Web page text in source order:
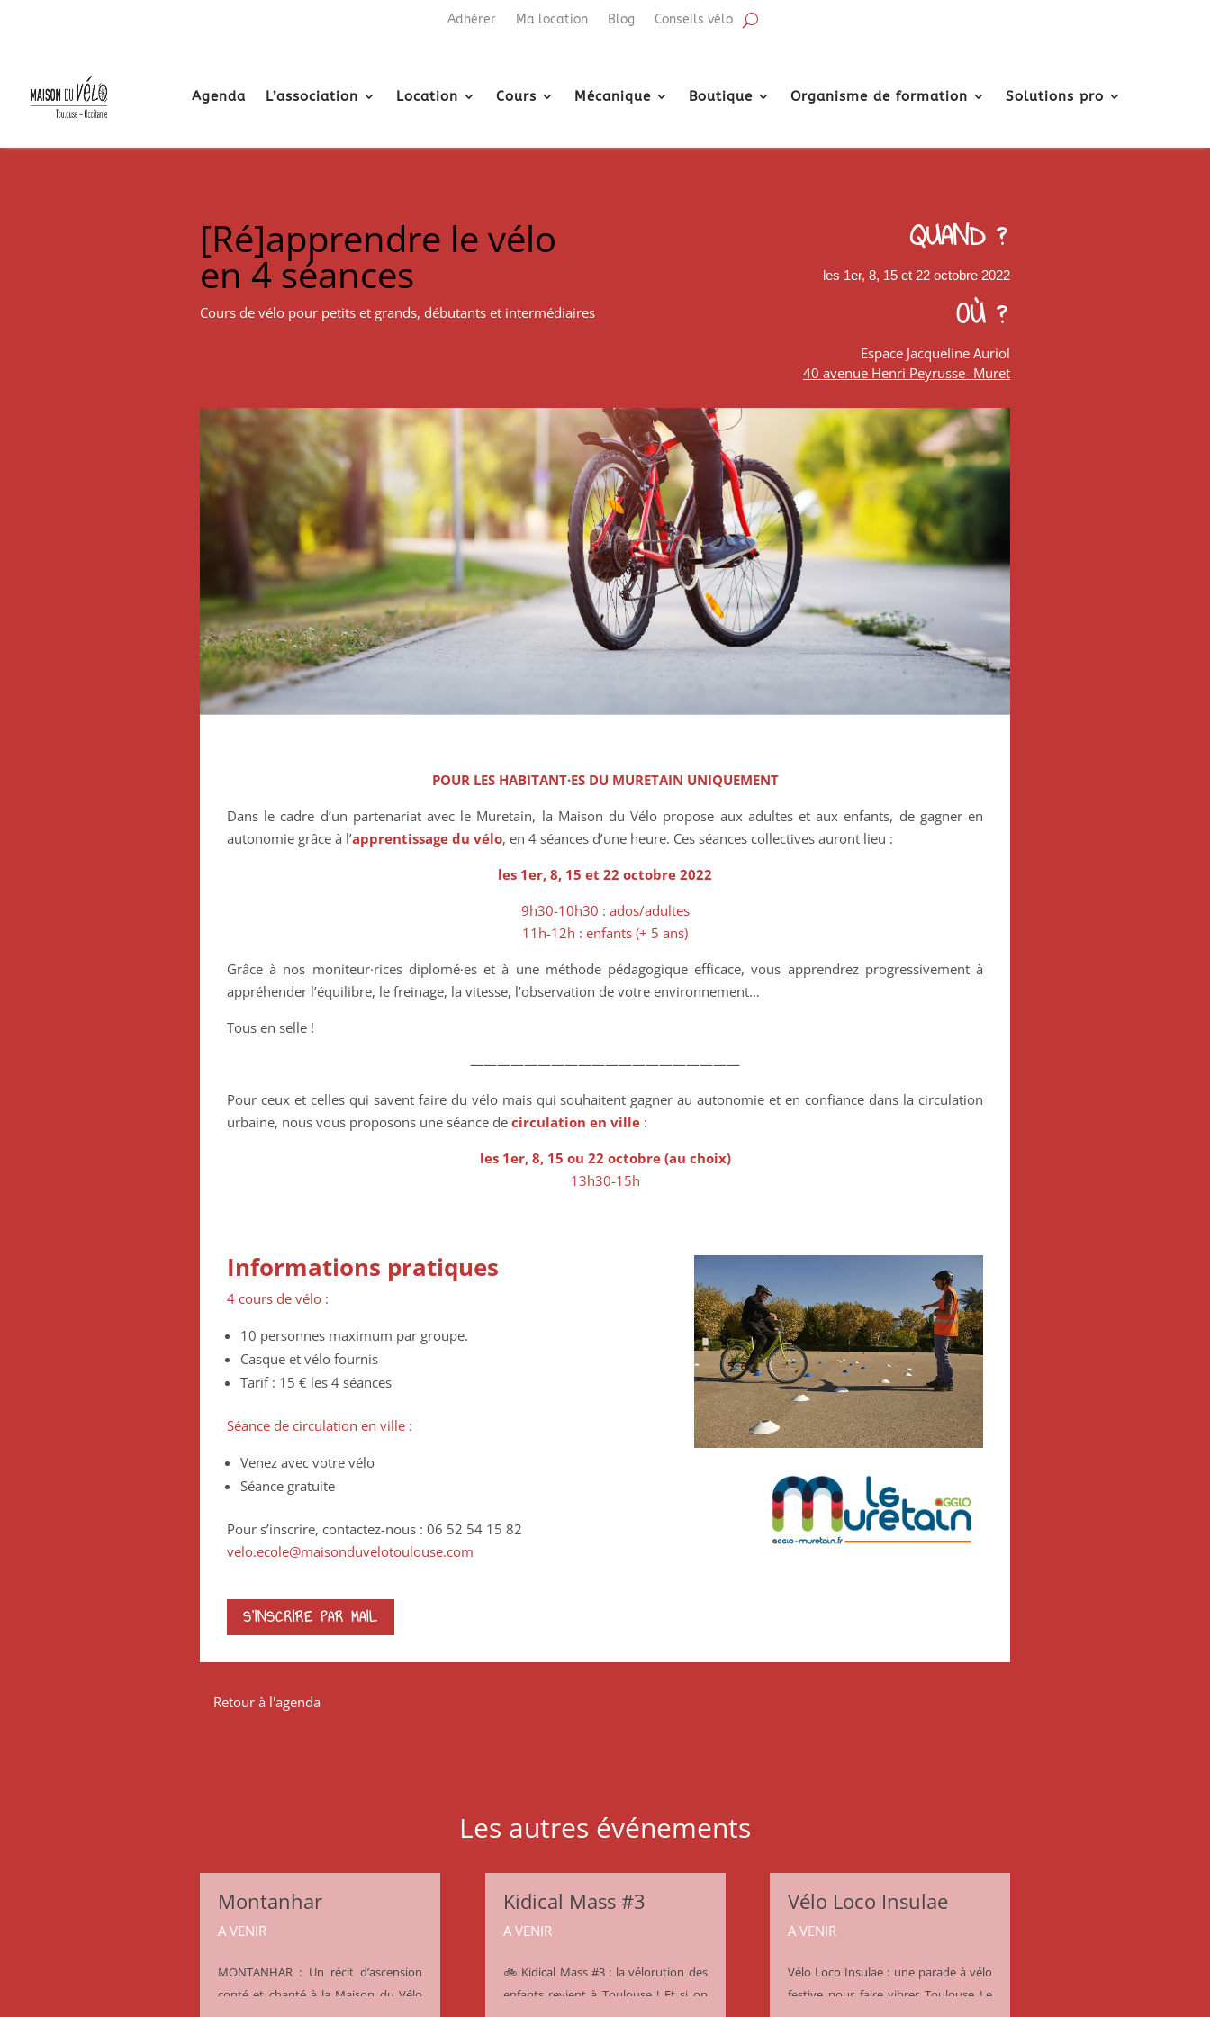
Adhérer Ma location Blog Conseils vélo
Agenda L’association Location Cours Mécanique Boutique Organisme de formation Solutions pro
[Ré]apprendre le vélo
en 4 séances
Cours de vélo pour petits et grands, débutants et intermédiaires
QUAND ?
les 1er, 8, 15 et 22 octobre 2022
OÙ ?
Espace Jacqueline Auriol
40 avenue Henri Peyrusse- Muret
POUR LES HABITANT·ES DU MURETAIN UNIQUEMENT
Dans le cadre d’un partenariat avec le Muretain, la Maison du Vélo propose aux adultes et aux enfants, de gagner en
autonomie grâce à l’apprentissage du vélo, en 4 séances d’une heure. Ces séances collectives auront lieu :
les 1er, 8, 15 et 22 octobre 2022
9h30-10h30 : ados/adultes
11h-12h : enfants (+ 5 ans)
Grâce à nos moniteur·rices diplomé·es et à une méthode pédagogique efficace, vous apprendrez progressivement à
appréhender l’équilibre, le freinage, la vitesse, l’observation de votre environnement…
Tous en selle !
————————————————————
Pour ceux et celles qui savent faire du vélo mais qui souhaitent gagner au autonomie et en confiance dans la circulation
urbaine, nous vous proposons une séance de circulation en ville :
les 1er, 8, 15 ou 22 octobre (au choix)
13h30-15h
Informations pratiques
4 cours de vélo :
10 personnes maximum par groupe.
Casque et vélo fournis
Tarif : 15 € les 4 séances
Séance de circulation en ville :
Venez avec votre vélo
Séance gratuite
Pour s’inscrire, contactez-nous : 06 52 54 15 82
velo.ecole@maisonduvelotoulouse.com
S'INSCRIRE PAR MAIL
Retour à l'agenda
Les autres événements
Montanhar
A VENIR
MONTANHAR : Un récit d’ascension
conté et chanté à la Maison du Vélo
Kidical Mass #3
A VENIR
🚲 Kidical Mass #3 : la vélorution des
enfants revient à Toulouse ! Et si on
Vélo Loco Insulae
A VENIR
Vélo Loco Insulae : une parade à vélo
festive pour faire vibrer Toulouse Le